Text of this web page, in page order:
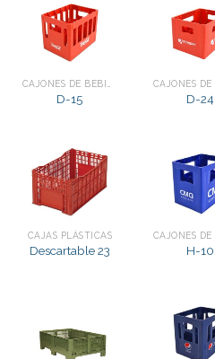
D-15 D-24
CAJAS PLÁSTICAS
Descartable 23 H-10